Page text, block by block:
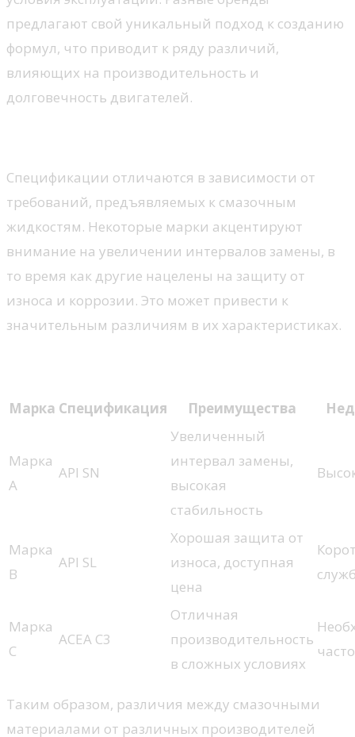
предлагают свой уникальный подход к созданию
формул, что приводит к ряду различий,
влияющих на производительность и
долговечность двигателей.
Спецификации отличаются в зависимости от
требований, предъявляемых к смазочным
жидкостям. Некоторые марки акцентируют
внимание на увеличении интервалов замены, в
то время как другие нацелены на защиту от
износа и коррозии. Это может привести к
значительным различиям в их характеристиках.
Марка Спецификация Преимущества
Марка
A
API SN
Увеличенный
интервал замены,
высокая
стабильность
Марка
B
API SL
Хорошая защита от
износа, доступная
цена
Марка
C
ACEA C3
Отличная
производительность
в сложных условиях
Таким образом, различия между смазочными
материалами от различных производителей